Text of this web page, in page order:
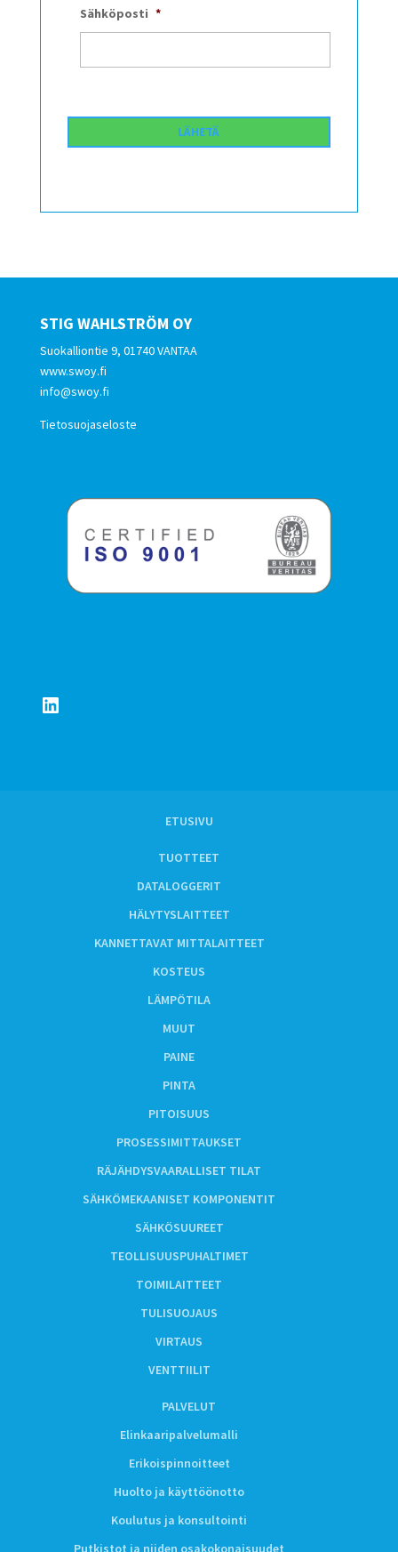
Sähköposti *
STIG WAHLSTRÖM OY
Suokalliontie 9, 01740 VANTAA
www.swoy.fi
info@swoy.fi
Tietosuojaseloste
LinkedIn
ETUSIVU
TUOTTEET
DATALOGGERIT
HÄLYTYSLAITTEET
KANNETTAVAT MITTALAITTEET
KOSTEUS
LÄMPÖTILA
MUUT
PAINE
PINTA
PITOISUUS
PROSESSIMITTAUKSET
RÄJÄHDYSVAARALLISET TILAT
SÄHKÖMEKAANISET KOMPONENTIT
SÄHKÖSUUREET
TEOLLISUUSPUHALTIMET
TOIMILAITTEET
TULISUOJAUS
VIRTAUS
VENTTIILIT
PALVELUT
Elinkaaripalvelumalli
Erikoispinnoitteet
Huolto ja käyttöönotto
Koulutus ja konsultointi
Putkistot ja niiden osakokonaisuudet